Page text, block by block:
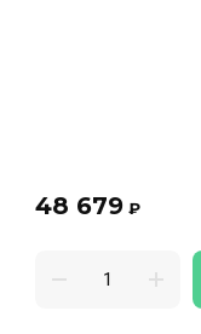
48 679 ₽